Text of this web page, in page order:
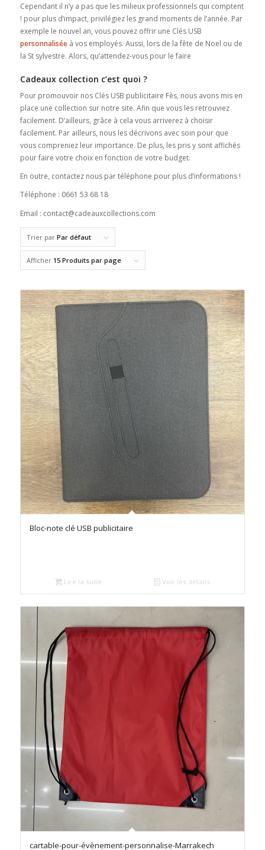
Cependant il n’y a pas que les milieux professionnels qui comptent
! pour plus d’impact, privilégiez les grand moments de l’année. Par
exemple le nouvel an, vous pouvez offrir une Clés USB
personnaliséeà vos employés. Aussi, lors de la fête de Noel ou de
la St sylvestre. Alors, qu’attendez-vous pour le faire
Cadeaux collection c’est quoi ?
Pour promouvoir nos Clés USB publicitaire Fès, nous avons mis en
place une collection sur notre site. Afin que vous les retrouviez
facilement. D’ailleurs, grâce à cela vous arriverez à choisir
facilement. Par ailleurs, nous les décrivons avec soin pour que
vous compreniez leur importance. De plus, les pris y sont affichés
pour faire votre choix en fonction de votre budget.
En outre, contactez nous par téléphone pour plus d’informations !
Téléphone : 0661 53 68 18
Email : contact@cadeauxcollections.com
Trier par Par défaut
Afficher 15 Produits par page
Bloc-note clé USB publicitaire
Lire la suite Voir les détails
cartable-pour-évènement-personnalise-Marrakech